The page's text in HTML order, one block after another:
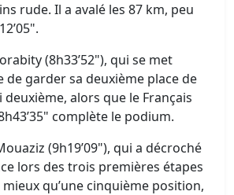
rude. Il a avalé les 87 km, peu
(8h33’52"), qui se met
de garder sa deuxième place de
deuxième, alors que le Français
complète le podium.
(9h19’09"), qui a décroché
lors des trois premières étapes
mieux qu’une cinquième position,